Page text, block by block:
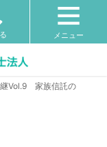
メニュー
Vol.9 家族信託の